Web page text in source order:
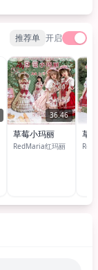
推荐单 开启
36.46
草莓小玛丽
RedMaria红玛丽
草